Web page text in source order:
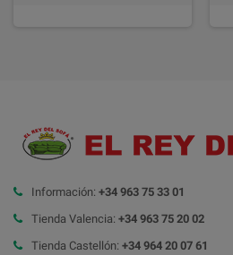
Información: +34 963 75 33 01
Tienda Valencia: +34 963 75 20 02
Tienda Castellón: +34 964 20 07 61